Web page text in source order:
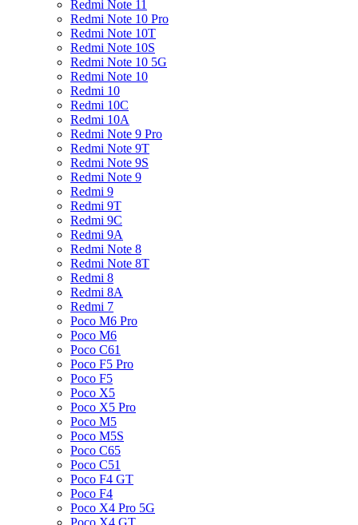
Redmi Note 11
Redmi Note 10 Pro
Redmi Note 10T
Redmi Note 10S
Redmi Note 10 5G
Redmi Note 10
Redmi 10
Redmi 10C
Redmi 10A
Redmi Note 9 Pro
Redmi Note 9T
Redmi Note 9S
Redmi Note 9
Redmi 9
Redmi 9T
Redmi 9C
Redmi 9A
Redmi Note 8
Redmi Note 8T
Redmi 8
Redmi 8A
Redmi 7
Poco M6 Pro
Poco M6
Poco C61
Poco F5 Pro
Poco F5
Poco X5
Poco X5 Pro
Poco M5
Poco M5S
Poco C65
Poco C51
Poco F4 GT
Poco F4
Poco X4 Pro 5G
Poco X4 GT